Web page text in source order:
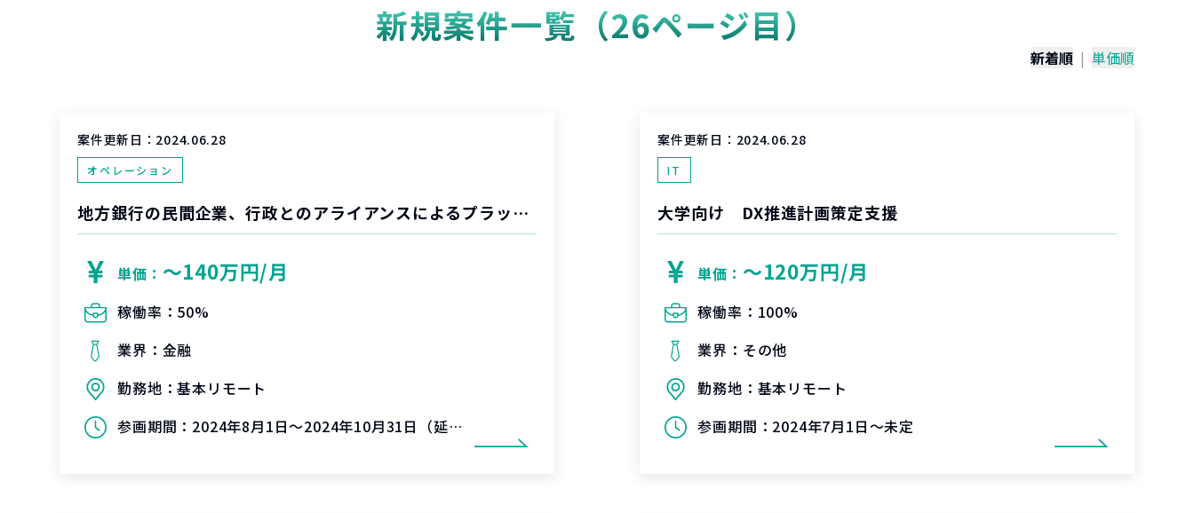
新規案件一覧（26ページ目）
新着順 | 単価順
案件更新日： 2024.06.28
オペレーション
地方銀行の民間企業、行政とのアライアンスによるプラットフォーム構築
単価： 〜140万円/月
稼働率： 50%
業界： 金融
勤務地：基本リモート
参画期間： 2024年8月1日～2024年10月31日（延長可能性有）
案件更新日： 2024.06.28
IT
大学向け DX推進計画策定支援
単価： 〜120万円/月
稼働率： 100%
業界： その他
勤務地： 基本リモート
参画期間： 2024年7月1日～未定